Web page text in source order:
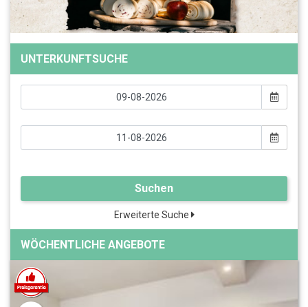
UNTERKUNFTSUCHE
Suchen
Erweiterte Suche
WÖCHENTLICHE ANGEBOTE